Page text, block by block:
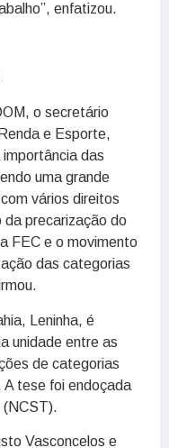
enfatizou.
o secretário
e Esporte,
das
uma grande
vários direitos
da precarização do
FEC e o movimento
das categorias
Leninha, é
unidade entre as
de categorias
tese foi endoçada
(NCST).
Vasconcelos e